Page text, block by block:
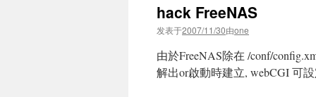
hack FreeNAS
发表于2007/11/30由one
由於FreeNAS除在 /conf/
解出or啟動時建立, webCGI 可